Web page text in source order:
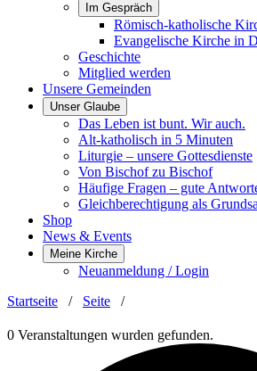
Im Gespräch
Römisch-katholische
Evangelische Kirche in
Geschichte
Mitglied werden
Unsere Gemeinden
Unser Glaube
Das Leben ist bunt. Wir auch.
Alt-katholisch in 5 Minuten
Liturgie – unsere Gottesdienste
Von Bischof zu Bischof
Häufige Fragen – gute
Gleichberechtigung als
Shop
News & Events
Meine Kirche
Neuanmeldung / Login
Startseite / Seite /
0 Veranstaltungen wurden gefunden.